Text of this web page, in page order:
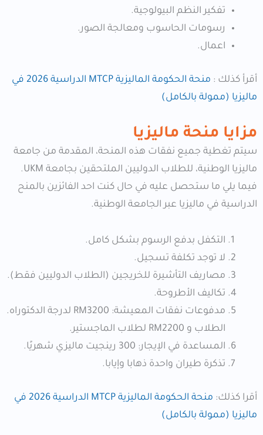
تفكير النظم البيولوجية.
رسومات الحاسوب ومعالجة الصور.
اعمال.
أقرأ كذلك : منحة الحكومة الماليزية MTCP الدراسية 2026
في
ماليزيا (ممولة بالكامل)
مزايا منحة ماليزيا
سيتم تغطية جميع نفقات هذه المنحة، المقدمة من جامعة
ماليزيا الوطنية، للطلاب الدوليين الملتحقين بجامعة UKM.
فيما يلي ما ستحصل عليه في حال كنت احد الفائزين بالمنح
الدراسية في ماليزيا عبر الجامعة الوطنية.
التكفل بدفع الرسوم بشكل كامل.
لا توجد تكلفة تسجيل.
مصاريف التأشيرة للخريجين (الطلاب الدوليين فقط).
تكاليف الأطروحة.
مدفوعات نفقات المعيشة: RM3200 لدرجة الدكتوراه.
الطلاب و RM2200 لطلاب الماجستير.
المساعدة في الإيجار: 300 رينجيت ماليزي شهريًا.
تذكرة طيران واحدة ذهابا وإيابا.
أقرا كذلك: منحة الحكومة الماليزية MTCP الدراسية 2026
في
ماليزيا (ممولة بالكامل)